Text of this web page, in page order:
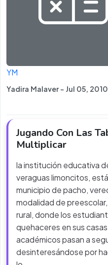
YM
Yadira Malaver - Jul 05, 2010
Jugando Con Las
Multiplicar
la institución educativa
veraguas limoncitos,
municipio de pacho,
modalidad de
rural, donde los
quehaceres en sus
académicos pasan a
desinteresándose por